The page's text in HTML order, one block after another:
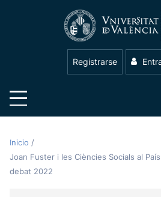
Registrarse
Inicio /
Joan Fuster i les Ciències Socials al
debat 2022